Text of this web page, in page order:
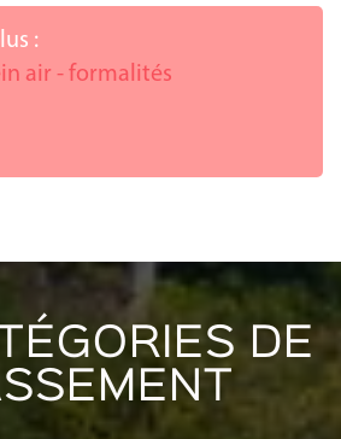
:
air - formalités
DE